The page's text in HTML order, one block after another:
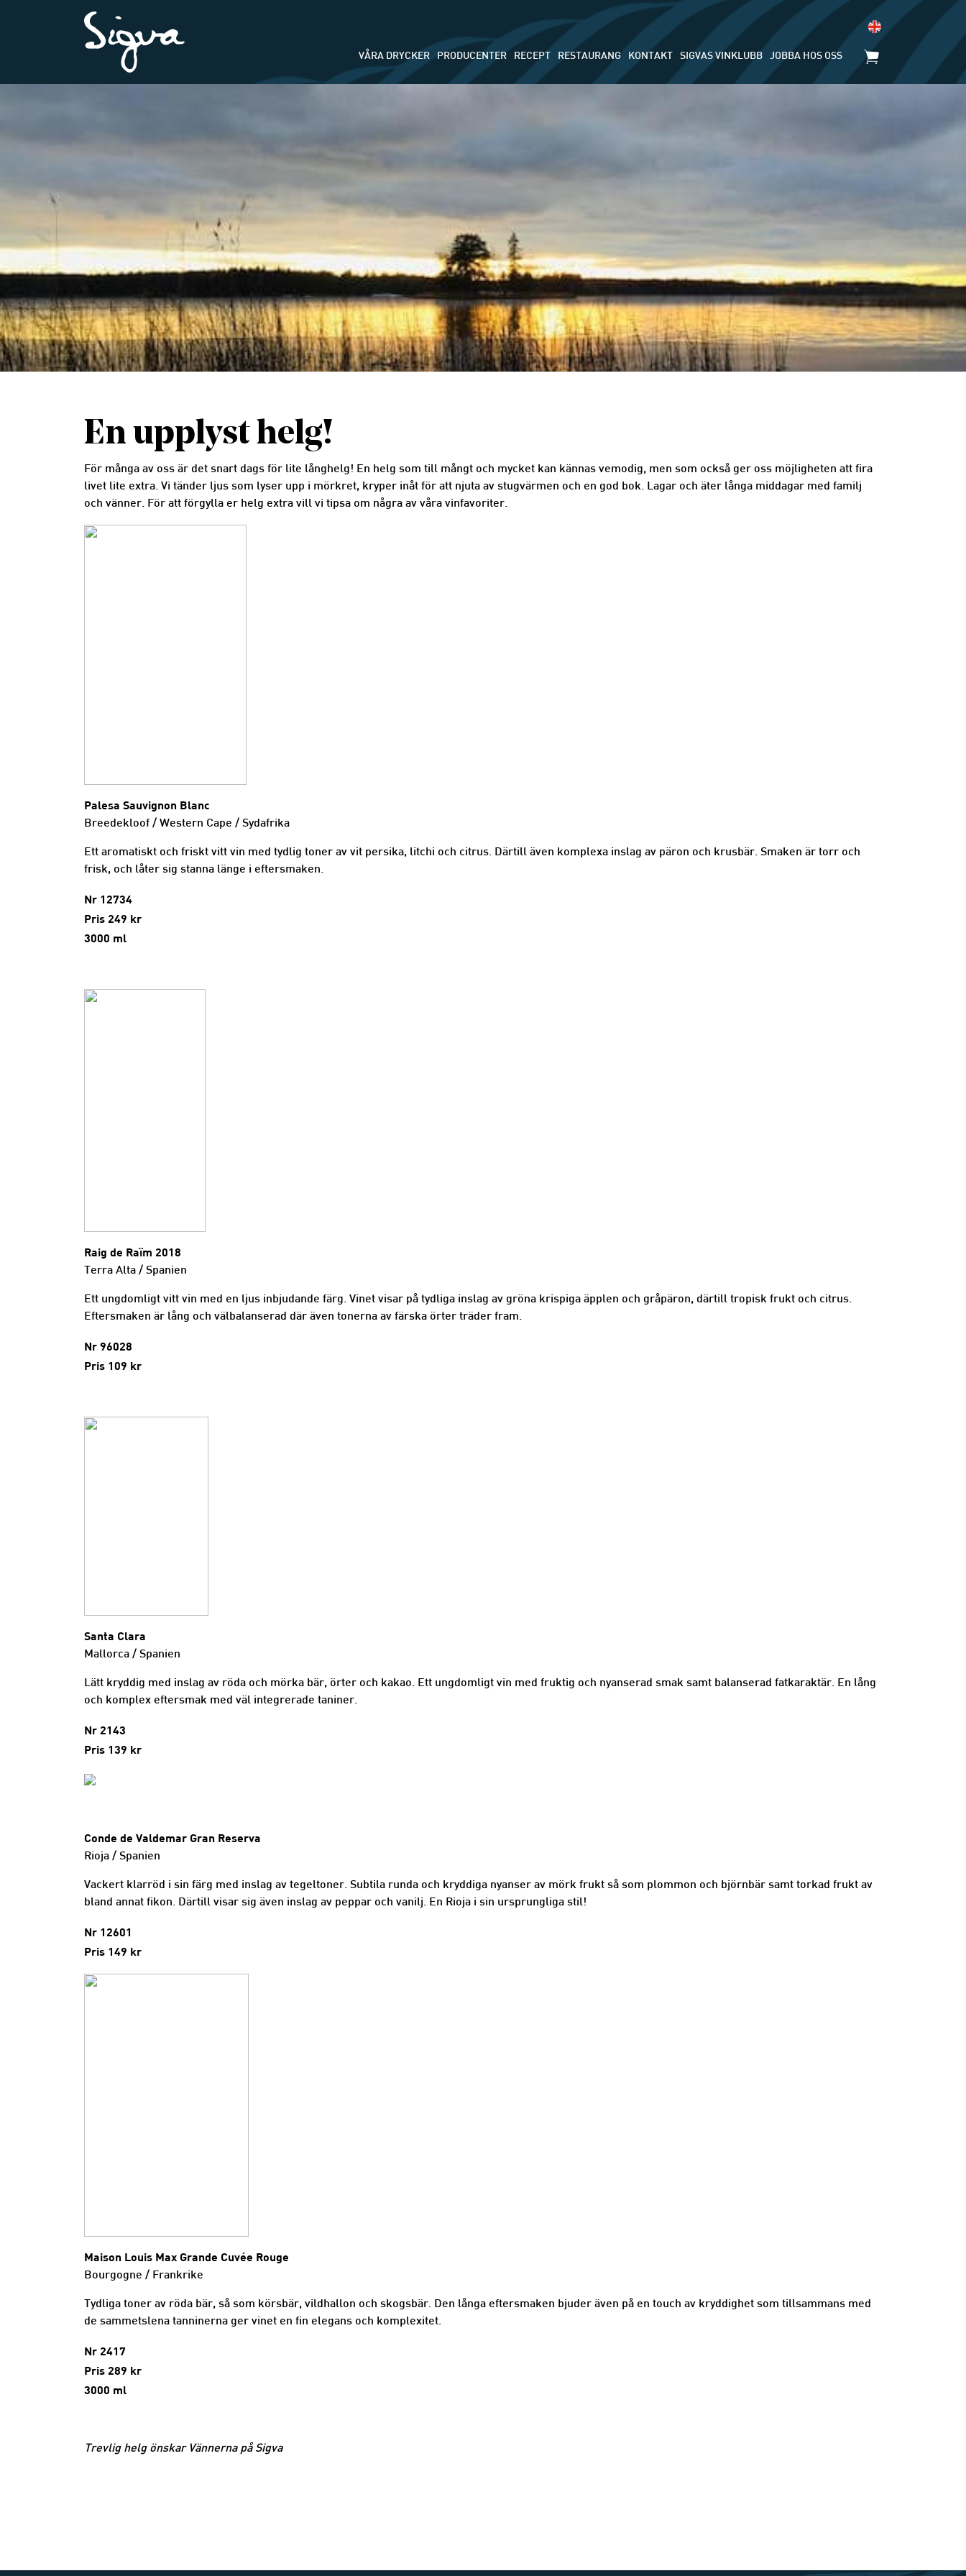
VÅRA DRYCKER PRODUCENTER RECEPT RESTAURANG KONTAKT SIGVAS VINKLUBB JOBBA HOS OSS
En upplyst helg!
För många av oss är det snart dags för lite långhelg! En helg som till mångt och mycket kan kännas vemodig, men som också ger oss möjligheten att fira
livet lite extra. Vi tänder ljus som lyser upp i mörkret, kryper inåt för att njuta av stugvärmen och en god bok. Lagar och äter långa middagar med familj
och vänner. För att förgylla er helg extra vill vi tipsa om några av våra vinfavoriter.
Palesa Sauvignon Blanc
Breedekloof / Western Cape / Sydafrika
Ett aromatiskt och friskt vitt vin med tydlig toner av vit persika, litchi och citrus. Därtill även komplexa inslag av päron och krusbär. Smaken är torr och
frisk, och låter sig stanna länge i eftersmaken.
Nr 12734
Pris 249 kr
3000 ml
Raig de Raïm 2018
Terra Alta / Spanien
Ett ungdomligt vitt vin med en ljus inbjudande färg. Vinet visar på tydliga inslag av gröna krispiga äpplen och gråpäron, därtill tropisk frukt och citrus.
Eftersmaken är lång och välbalanserad där även tonerna av färska örter träder fram.
Nr 96028
Pris 109 kr
Santa Clara
Mallorca / Spanien
Lätt kryddig med inslag av röda och mörka bär, örter och kakao. Ett ungdomligt vin med fruktig och nyanserad smak samt balanserad fatkaraktär. En lång
och komplex eftersmak med väl integrerade taniner.
Nr 2143
Pris 139 kr
Conde de Valdemar Gran Reserva
Rioja / Spanien
Vackert klarröd i sin färg med inslag av tegeltoner. Subtila runda och kryddiga nyanser av mörk frukt så som plommon och björnbär samt torkad frukt av
bland annat fikon. Därtill visar sig även inslag av peppar och vanilj. En Rioja i sin ursprungliga stil!
Nr 12601
Pris 149 kr
Maison Louis Max Grande Cuvée Rouge
Bourgogne / Frankrike
Tydliga toner av röda bär, så som körsbär, vildhallon och skogsbär. Den långa eftersmaken bjuder även på en touch av kryddighet som tillsammans med
de sammetslena tanninerna ger vinet en fin elegans och komplexitet.
Nr 2417
Pris 289 kr
3000 ml
Trevlig helg önskar Vännerna på Sigva